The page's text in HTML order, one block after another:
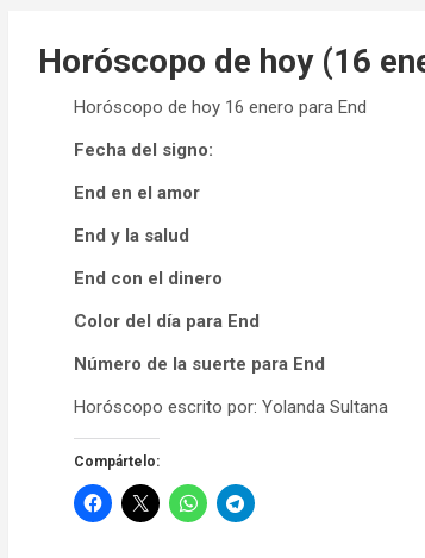
Horóscopo de hoy (16
Horóscopo de hoy 16 enero para End
Fecha del signo:
End en el amor
End y la salud
End con el dinero
Color del día para End
Número de la suerte para End
Horóscopo escrito por: Yolanda Sultana
Compártelo: